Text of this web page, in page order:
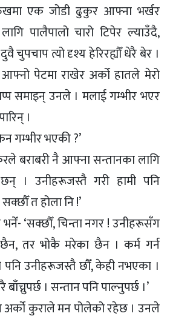
एक जोडी ढुकुर आफ्ना भर्खर
पालैपालो चारो टिपेर ल्याउँदै,
चुपचाप त्यो दृश्य हेरिरह्यौँ धेरै बेर ।
पेटमा राखेर अर्को हातले मेरो
समाइन् उनले । मलाई गम्भीर भएर
।
गम्भीर भएकी ?’
बराबरी नै आफ्ना सन्तानका लागि
। उनीहरूजस्तै गरी हामी पनि
सक्छौँ त होला नि !’
भनेँ- ‘सक्छौँ, चिन्ता नगर ! उनीहरूसँग
तर भोकै मरेका छैन । कर्म गर्न
उनीहरूजस्तै छौँ, केही नभएका ।
। सन्तान पनि पाल्नुपर्छ ।’
अर्को कुराले मन पोलेको रहेछ । उनले